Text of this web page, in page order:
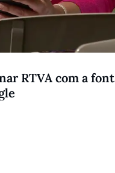
RTVA com a font